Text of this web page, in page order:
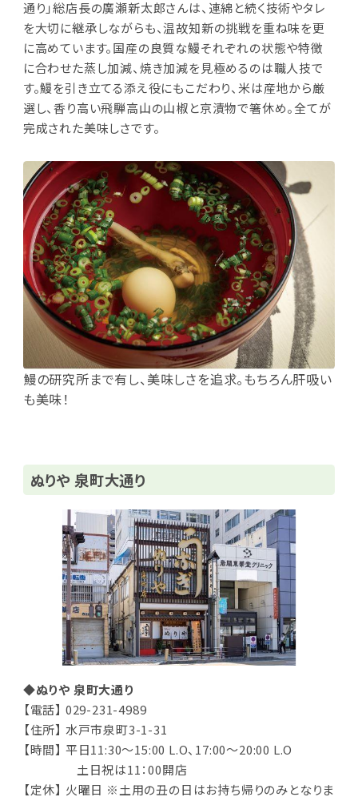
通り」総店長の廣瀬新太郎さんは、連綿と続く技術やタレ
を大切に継承しながらも、温故知新の挑戦を重ね味を更
に高めています。国産の良質な鰻それぞれの状態や特徴
に合わせた蒸し加減、焼き加減を見極めるのは職人技で
す。鰻を引き立てる添え役にもこだわり、米は産地から厳
選し、香り高い飛騨高山の山椒と京漬物で箸休め。全てが
完成された美味しさです。
鰻の研究所まで有し、美味しさを追求。もちろん肝吸い
も美味！
ぬりや 泉町大通り
◆ぬりや 泉町大通り
【電話】 029-231-4989
【住所】 水戸市泉町3-1-31
【時間】 平日11:30～15:00 L.O、17:00～20:00 L.O
土日祝は11：00開店
【定休】 火曜日 ※土用の丑の日はお持ち帰りのみとなりま